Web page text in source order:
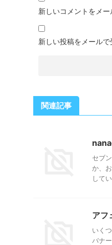
新しいコメントをメー
新しい投稿をメールで
関連記事
セブ
か、
して
アフ
いく
バナ